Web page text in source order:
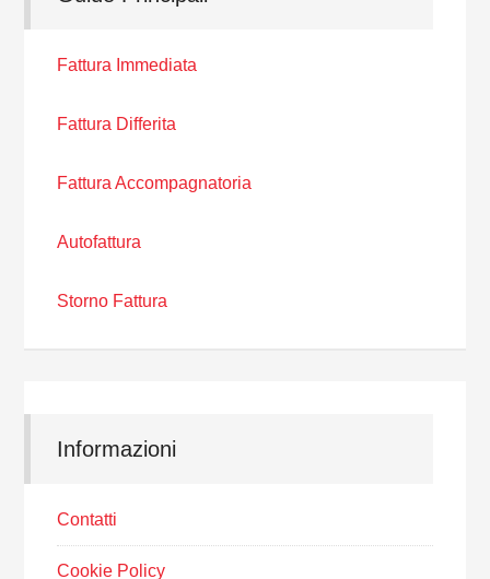
Fattura Immediata
Fattura Differita
Fattura Accompagnatoria
Autofattura
Storno Fattura
Informazioni
Contatti
Cookie Policy